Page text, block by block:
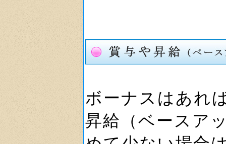
ボーナスはあれ
昇給（ベースア